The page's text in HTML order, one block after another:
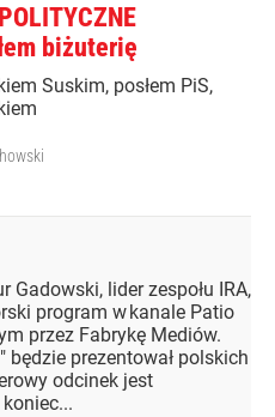
biżuterię
Suskim, posłem PiS,
Gadowski, lider zespołu IRA,
program w kanale Patio
przez Fabrykę Mediów.
prezentował polskich
odcinek jest